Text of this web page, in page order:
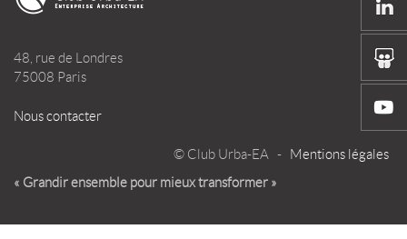
48, rue de Londres
75008 Paris
Nous contacter
© Club Urba-EA -
Mentions légales
« Grandir ensemble pour mieux transformer »